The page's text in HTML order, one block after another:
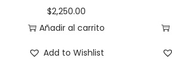
$2,250.00
Añadir al carrito
Add to Wishlist